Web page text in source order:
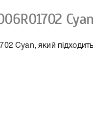
Cyan
Cyan, який підходить